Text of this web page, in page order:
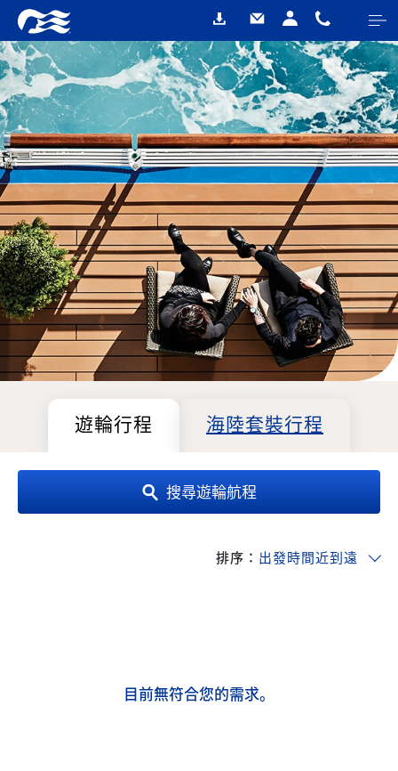
遊輪行程 海陸套裝行程
搜尋遊輪航程
排序：
目前無符合您的需求。